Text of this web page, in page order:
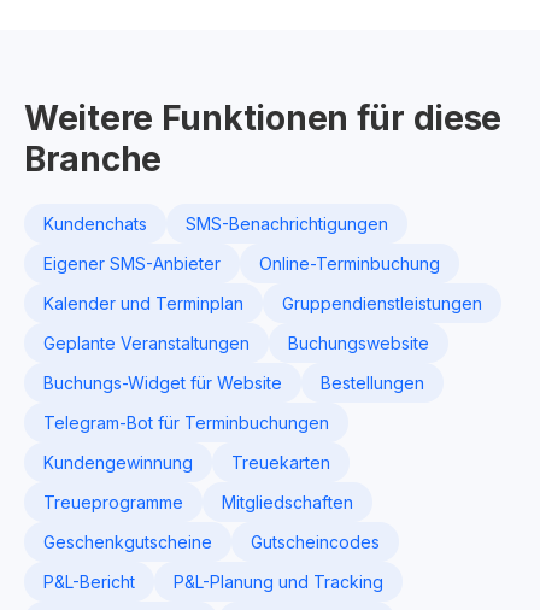
Weitere Funktionen für diese
Branche
Kundenchats
SMS-Benachrichtigungen
Eigener SMS-Anbieter
Online-Terminbuchung
Kalender und Terminplan
Gruppendienstleistungen
Geplante Veranstaltungen
Buchungswebsite
Buchungs-Widget für Website
Bestellungen
Telegram-Bot für Terminbuchungen
Kundengewinnung
Treuekarten
Treueprogramme
Mitgliedschaften
Geschenkgutscheine
Gutscheincodes
P&L-Bericht
P&L-Planung und Tracking